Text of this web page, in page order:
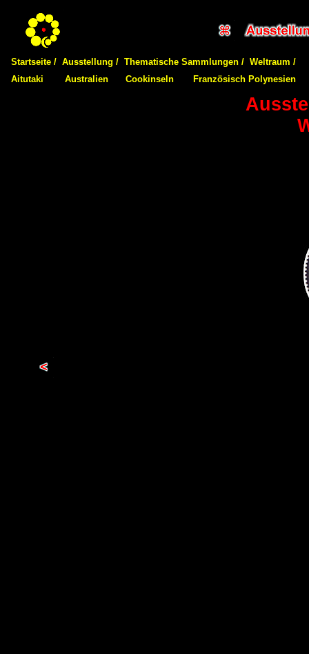
Startseite / Ausstellung / Thematische Sammlungen / Weltraum /
Aitutaki
Australien Cookinseln Französisch Polynesien